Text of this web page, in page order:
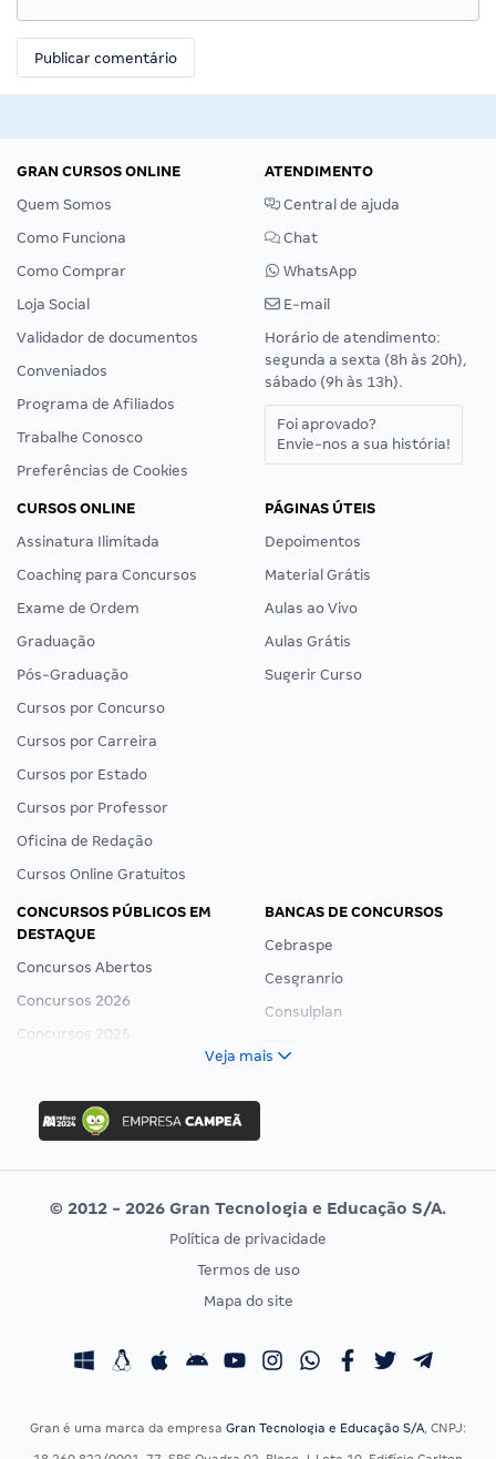
GRAN CURSOS ONLINE
Quem Somos
Como Funciona
Como Comprar
Loja Social
Validador de documentos
Conveniados
Programa de Afiliados
Trabalhe Conosco
Preferências de Cookies
ATENDIMENTO
Central de ajuda
Chat
WhatsApp
E-mail
Horário de atendimento:
segunda a sexta (8h às 20h),
sábado (9h às 13h).
Foi aprovado?
Envie-nos a sua história!
CURSOS ONLINE
Assinatura Ilimitada
Coaching para Concursos
Exame de Ordem
Graduação
Pós-Graduação
Cursos por Concurso
Cursos por Carreira
Cursos por Estado
Cursos por Professor
Oficina de Redação
Cursos Online Gratuitos
PÁGINAS ÚTEIS
Depoimentos
Material Grátis
Aulas ao Vivo
Aulas Grátis
Sugerir Curso
CONCURSOS PÚBLICOS EM
DESTAQUE
Concursos Abertos
Concursos 2026
Concursos 2025
Concurso Ibama
Concurso MPU
Editais publicados
BANCAS DE CONCURSOS
Cebraspe
Cesgranrio
Consulplan
Vunesp
CONCURSOS POR PROFISSÃO
Concursos Fiscais
EXAME DE ORDEM
Calendário OAB
Veja mais
© 2012 - 2026 Gran Tecnologia e Educação S/A.
Política de privacidade
Termos de uso
Mapa do site
Gran é uma marca da empresa Gran Tecnologia e Educação S/A, CNPJ: